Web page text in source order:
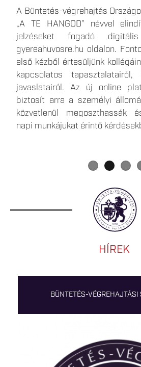
Az elmúlt időszakban több
amelyek a börtönökben
intézkedésekkel foglalkoztak,
hiteles forrásból
szeretnénk adni Önöknek.
A Büntetés-végrehajtás
„A TE HANGOD” névvel
jelzéseket fogadó
gyereahuvosre.hu oldalon.
első kézből értesüljünk
kapcsolatos tapasztalatairól,
javaslatairól. Az új online
biztosít arra a személyi
közvetlenül megoszthassák
napi munkájukat érintő
A büntetések, az
kényszerintézkedések és a
végrehajtásáról szóló 2013. évi
foglalt telekommunikációs
kapcsolattartás gyakorlati
alkalmazás megszűnése
napjától megváltozik.
Egy 1500 fő
biztonságú, új börtön épül
700 ember számára teremt
térségben. Csengeren a
körletfelügyelői illetmény
ezer forintot, a jelentkezés
szakmunkás végzettség.
büntetés végrehajtási
gyereahuvosre.hu-n
awww.facebook.com/
HÍREK
BÜNTETÉS-VÉGREHAJTÁSI